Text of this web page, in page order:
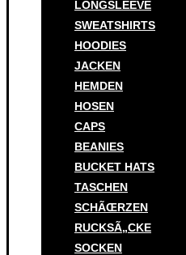
LONGSLEEVE
SWEATSHIRTS
HOODIES
JACKEN
HEMDEN
HOSEN
CAPS
BEANIES
BUCKET HATS
TASCHEN
SCHÃŒRZEN
RUCKSÃ„CKE
SOCKEN